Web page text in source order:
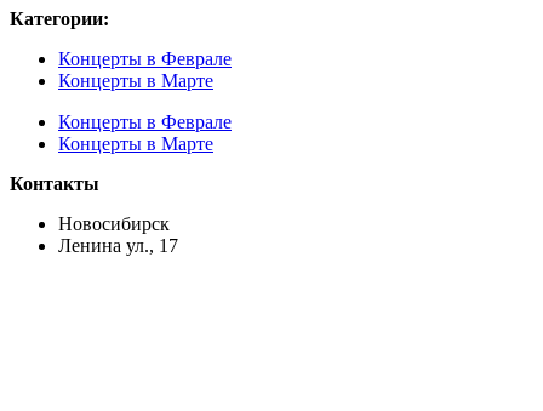
Категории:
Концерты в Феврале
Концерты в Марте
Концерты в Феврале
Концерты в Марте
Контакты
Новосибирск
Ленина ул., 17